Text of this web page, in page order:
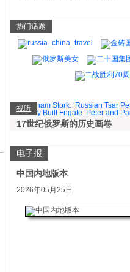
热门话题
视听
17世纪俄罗斯的历史画卷
电子报
中国内地版本
2026年05月25日